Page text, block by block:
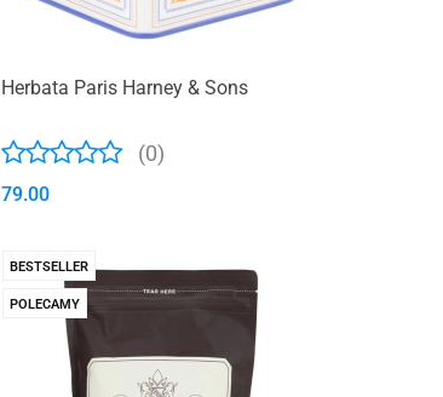
Herbata Paris Harney & Sons
(0)
79.00
BESTSELLER
POLECAMY